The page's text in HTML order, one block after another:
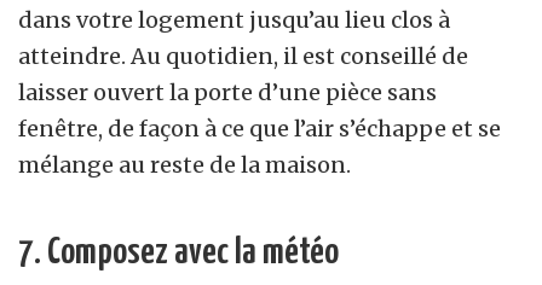
dans votre logement jusqu’au lieu clos à
atteindre. Au quotidien, il est conseillé de
laisser ouvert la porte d’une pièce sans
fenêtre, de façon à ce que l’air s’échappe et se
mélange au reste de la maison.
7. Composez avec la météo